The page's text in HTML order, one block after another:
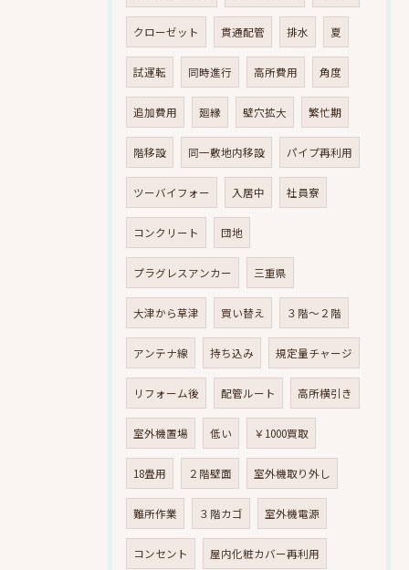
クローゼット 貫通配管 排水 夏
試運転 同時進行 高所費用 角度
追加費用 廻縁 壁穴拡大 繁忙期
階移設 同一敷地内移設 パイプ再利用
ツーバイフォー 入居中 社員寮
コンクリート 団地
プラグレスアンカー 三重県
大津から草津 買い替え ３階～２階
アンテナ線 持ち込み 規定量チャージ
リフォーム後 配管ルート 高所横引き
室外機置場 低い ￥1000買取
18畳用 ２階壁面 室外機取り外し
難所作業 ３階カゴ 室外機電源
コンセント 屋内化粧カバー再利用